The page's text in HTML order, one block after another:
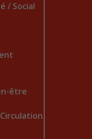
/ Social
être